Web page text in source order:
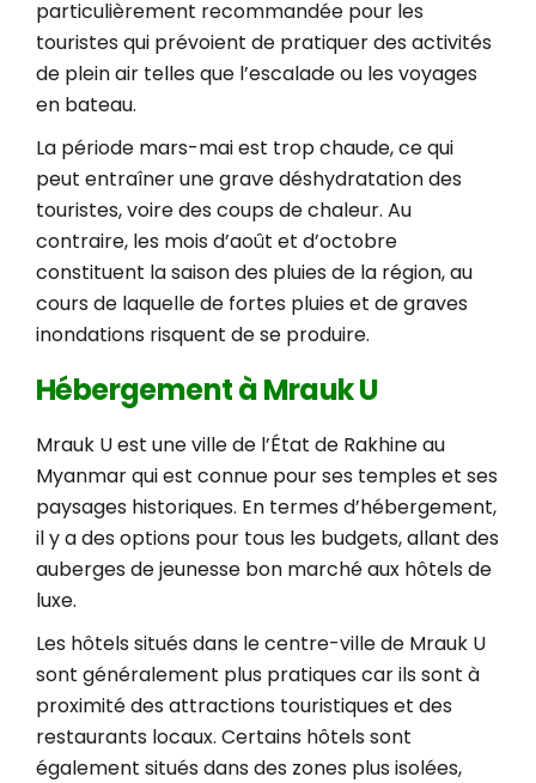
particulièrement recommandée pour les
touristes qui prévoient de pratiquer des activités
de plein air telles que l’escalade ou les voyages
en bateau.
La période mars-mai est trop chaude, ce qui
peut entraîner une grave déshydratation des
touristes, voire des coups de chaleur. Au
contraire, les mois d’août et d’octobre
constituent la saison des pluies de la région, au
cours de laquelle de fortes pluies et de graves
inondations risquent de se produire.
Hébergement à Mrauk U
Mrauk U est une ville de l’État de Rakhine au
Myanmar qui est connue pour ses temples et ses
paysages historiques. En termes d’hébergement,
il y a des options pour tous les budgets, allant des
auberges de jeunesse bon marché aux hôtels de
luxe.
Les hôtels situés dans le centre-ville de Mrauk U
sont généralement plus pratiques car ils sont à
proximité des attractions touristiques et des
restaurants locaux. Certains hôtels sont
également situés dans des zones plus isolées,